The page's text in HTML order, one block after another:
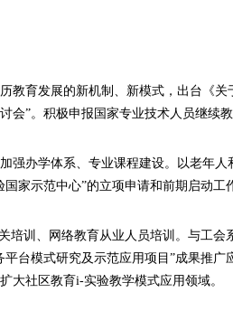
教育发展的新机制、新模式，出台《
会”。积极申报国家专业技术人员继续
强办学体系、专业课程建设。以老年
家示范中心”的立项申请和前期启动工
培训、网络教育从业人员培训。与工
台模式研究及示范应用项目”成果推
大社区教育i-实验教学模式应用领域。